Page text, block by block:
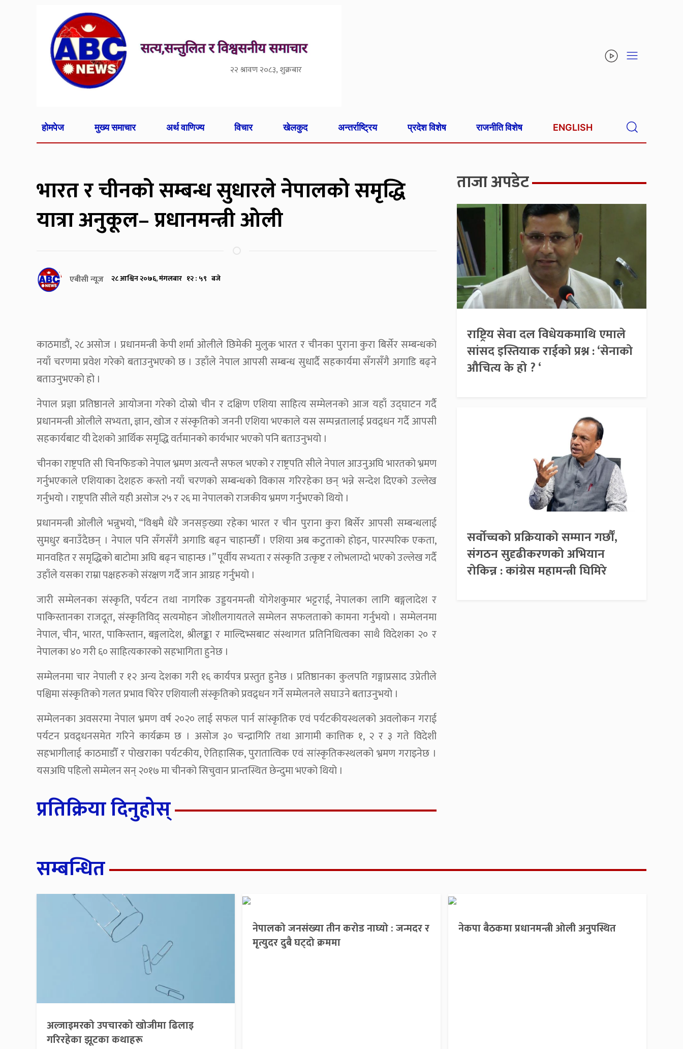
२२ श्रावण २०८३, शुक्रबार
होमपेज मुख्य समाचार अर्थ वाणिज्य विचार खेलकुद अन्तर्राष्ट्रिय प्रदेश विशेष राजनीति विशेष ENGLISH
भारत र चीनको सम्बन्ध सुधारले नेपालको समृद्धि
यात्रा अनुकूल– प्रधानमन्त्री ओली
एबीसी न्यूज २८ आश्विन २०७६, मंगलबार १२ : ५९ बजे
काठमाडौं, २८ असोज । प्रधानमन्त्री केपी शर्मा ओलीले छिमेकी मुलुक भारत र चीनका पुराना कुरा बिर्सेर सम्बन्धको
नयाँ चरणमा प्रवेश गरेको बताउनुभएको छ । उहाँले नेपाल आपसी सम्बन्ध सुधार्दै सहकार्यमा सँगसँगै अगाडि बढ्ने
बताउनुभएको हो ।
नेपाल प्रज्ञा प्रतिष्ठानले आयोजना गरेको दोस्रो चीन र दक्षिण एशिया साहित्य सम्मेलनको आज यहाँ उद्घाटन गर्दै
प्रधानमन्त्री ओलीले सभ्यता, ज्ञान, खोज र संस्कृतिको जननी एशिया भएकाले यस सम्पन्नतालाई प्रवद्र्धन गर्दै आपसी
सहकार्यबाट यी देशको आर्थिक समृद्धि वर्तमानको कार्यभार भएको पनि बताउनुभयो ।
चीनका राष्ट्रपति सी चिनफिङको नेपाल भ्रमण अत्यन्तै सफल भएको र राष्ट्रपति सीले नेपाल आउनुअघि भारतको भ्रमण
गर्नुभएकाले एशियाका देशहरु कस्तो नयाँ चरणको सम्बन्धको विकास गरिरहेका छन् भन्ने सन्देश दिएको उल्लेख
गर्नुभयो । राष्ट्रपति सीले यही असोज २५ र २६ मा नेपालको राजकीय भ्रमण गर्नुभएको थियो ।
प्रधानमन्त्री ओलीले भन्नुभयो, “विश्वमै धेरै जनसङ्ख्या रहेका भारत र चीन पुराना कुरा बिर्सेर आपसी सम्बन्धलाई
सुमधुर बनाउँदैछन् । नेपाल पनि सँगसँगै अगाडि बढ्न चाहान्छौँ । एशिया अब कटुताको होइन, पारस्परिक एकता,
मानवहित र समृद्धिको बाटोमा अघि बढ्न चाहान्छ ।” पूर्वीय सभ्यता र संस्कृति उत्कृष्ट र लोभलाग्दो भएको उल्लेख गर्दै
उहाँले यसका राम्रा पक्षहरुको संरक्षण गर्दै जान आग्रह गर्नुभयो ।
जारी सम्मेलनका संस्कृति, पर्यटन तथा नागरिक उड्डयनमन्त्री योगेशकुमार भट्टराई, नेपालका लागि बङ्गलादेश र
पाकिस्तानका राजदूत, संस्कृतिविद् सत्यमोहन जोशीलगायतले सम्मेलन सफलताको कामना गर्नुभयो । सम्मेलनमा
नेपाल, चीन, भारत, पाकिस्तान, बङ्गलादेश, श्रीलङ्का र माल्दिभ्सबाट संस्थागत प्रतिनिधित्वका साथै विदेशका २० र
नेपालका ४० गरी ६० साहित्यकारको सहभागिता हुनेछ ।
सम्मेलनमा चार नेपाली र १२ अन्य देशका गरी १६ कार्यपत्र प्रस्तुत हुनेछ । प्रतिष्ठानका कुलपति गङ्गाप्रसाद उप्रेतीले
पश्चिमा संस्कृतिको गलत प्रभाव चिरेर एशियाली संस्कृतिको प्रवद्र्धन गर्ने सम्मेलनले सघाउने बताउनुभयो ।
सम्मेलनका अवसरमा नेपाल भ्रमण वर्ष २०२० लाई सफल पार्न सांस्कृतिक एवं पर्यटकीयस्थलको अवलोकन गराई
पर्यटन प्रवद्र्धनसमेत गरिने कार्यक्रम छ । असोज ३० चन्द्रागिरि तथा आगामी कात्तिक १, २ र ३ गते विदेशी
सहभागीलाई काठमाडौँ र पोखराका पर्यटकीय, ऐतिहासिक, पुरातात्विक एवं सांस्कृतिकस्थलको भ्रमण गराइनेछ ।
यसअघि पहिलो सम्मेलन सन् २०१७ मा चीनको सिचुवान प्रान्तस्थित छेन्दुमा भएको थियो ।
प्रतिक्रिया दिनुहोस्
ताजा अपडेट
राष्ट्रिय सेवा दल विधेयकमाथि एमाले
सांसद इस्तियाक राईको प्रश्न : ‘सेनाको
औचित्य के हो ? ‘
सर्वोच्चको प्रक्रियाको सम्मान गर्छौं,
संगठन सुदृढीकरणको अभियान
रोकिन्न : कांग्रेस महामन्त्री घिमिरे
सम्बन्धित
अल्जाइमरको उपचारको खोजीमा ढिलाइ
गरिरहेका झूटका कथाहरू
नेपालको जनसंख्या तीन करोड नाघ्यो : जन्मदर र
मृत्युदर दुबै घट्दो क्रममा
नेकपा बैठकमा प्रधानमन्त्री ओली अनुपस्थित